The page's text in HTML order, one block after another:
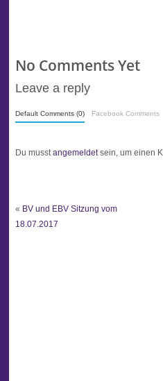
No Comments Yet
Leave a reply
Default Comments (0) Facebook Comments
Du musstangemeldetsein, um einen
« BV und EBV Sitzung vom
18.07.2017